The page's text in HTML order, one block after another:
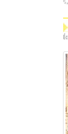
L'actualité du
Diego Suarez